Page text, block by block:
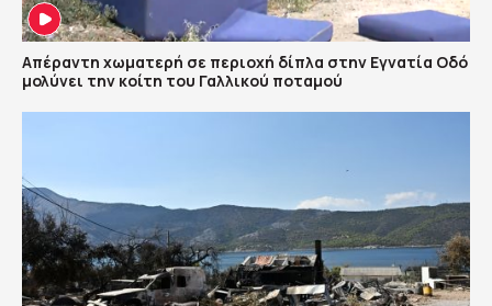
Απέραντη χωματερή σε περιοχή δίπλα στην Εγνατία Οδό
μολύνει την κοίτη του Γαλλικού ποταμού